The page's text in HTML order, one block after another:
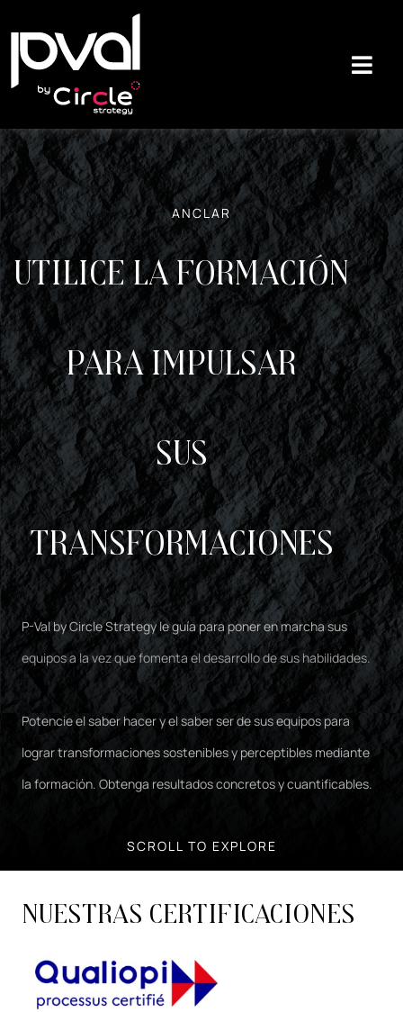
ANCLAR
Utilice la formación
para impulsar
sus
transformaciones
P-Val by Circle Strategy le guía para poner en marcha sus
equipos a la vez que fomenta el desarrollo de sus habilidades.
Potencie el saber hacer y el saber ser de sus equipos para
lograr transformaciones sostenibles y perceptibles mediante
la formación. Obtenga resultados concretos y cuantificables.
SCROLL TO EXPLORE
Nuestras certificaciones